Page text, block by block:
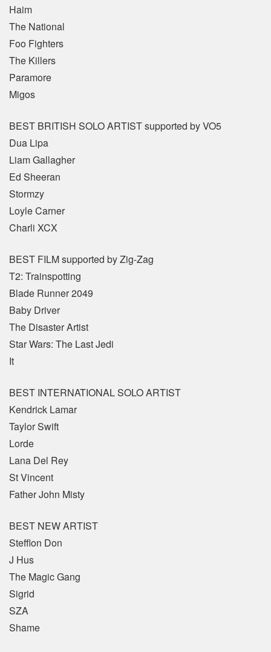
Haim
The National
Foo Fighters
The Killers
Paramore
Migos
BEST BRITISH SOLO ARTIST supported by VO5
Dua Lipa
Liam Gallagher
Ed Sheeran
Stormzy
Loyle Carner
Charli XCX
BEST FILM supported by Zig-Zag
T2: Trainspotting
Blade Runner 2049
Baby Driver
The Disaster Artist
Star Wars: The Last Jedi
It
BEST INTERNATIONAL SOLO ARTIST
Kendrick Lamar
Taylor Swift
Lorde
Lana Del Rey
St Vincent
Father John Misty
BEST NEW ARTIST
Stefflon Don
J Hus
The Magic Gang
Sigrid
SZA
Shame